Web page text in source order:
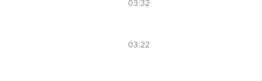
03:32
03:22